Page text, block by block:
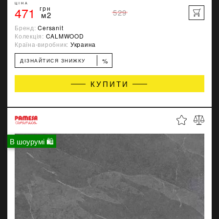
ЦІНА
471 грн
м2 529
Бренд:Cersanit
Колекція: CALMWOOD
Країна-виробник: Украина
ДІЗНАЙТИСЯ ЗНИЖКУ %
КУПИТИ
В шоурумі 🛍